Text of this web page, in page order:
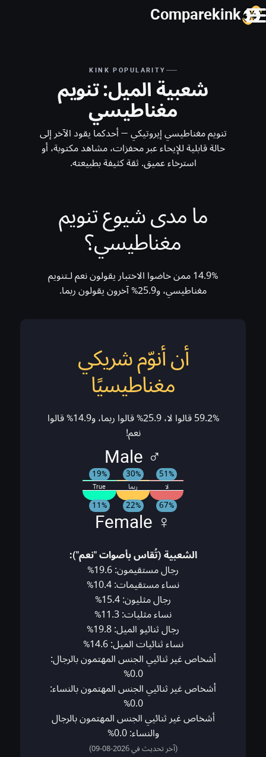
Comparekink
KINK POPULARITY
شعبية الميل: تنويم
مغناطيسي
تنويم مغناطيسي إيروتيكي — أحدكما يقود الآخر إلى
حالة قابلية للإيحاء عبر محفزات، مشاهد مكتوبة، أو
استرخاء عميق. ثقة كثيفة بطبيعته.
ما مدى شيوع تنويم
مغناطيسي؟
14.9% ممن خاضوا الاختبار يقولون نعم لـتنويم
مغناطيسي، و25.9% آخرون يقولون ربما.
أن أنوّم شريكي
مغناطيسيًا
59.2% قالوا لا، 25.9% قالوا ربما، و14.9% قالوا
نعم!
♂ Male
لا
51%
ربما
30%
True
19%
67%
22%
11% ♀ Female
الشعبية (تُقاس بأصوات "نعم"):
رجال مستقيمون: 19.6%
نساء مستقيمات: 10.4%
رجال مثليون: 15.4%
نساء مثليات: 11.3%
رجال ثنائيو الميل: 19.8%
نساء ثنائيات الميل: 14.6%
أشخاص غير ثنائيي الجنس المهتمون بالرجال:
0.0%
أشخاص غير ثنائيي الجنس المهتمون بالنساء:
0.0%
أشخاص غير ثنائيي الجنس المهتمون بالرجال
والنساء: 0.0%
(آخر تحديث في 2026-08-09)